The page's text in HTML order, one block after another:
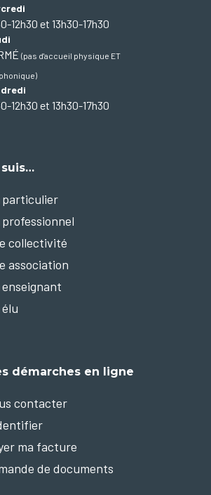
12h30 et 13h30-17h30
(pas d'accueil physique ET
12h30 et 13h30-17h30
particulier
professionnel
collectivité
association
enseignant
démarches en ligne
contacter
ma facture
de documents